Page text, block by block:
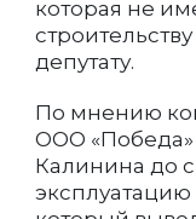
которая не
депутату.
По мнению
ООО «Победа»
Калинина до